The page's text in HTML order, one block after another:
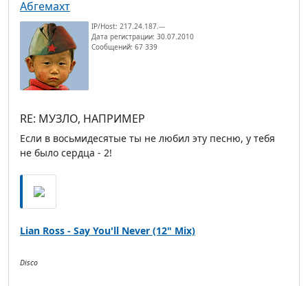
Абгемахт
IP/Host: 217.24.187.---
Дата регистрации: 30.07.2010
Сообщений: 67 339
RE: МУЗЛО, НАПРИМЕР
Если в восьмидесятые ты не любил эту песню, у тебя
не было сердца - 2!
Lian Ross - Say You'll Never (12" Mix)
Disco